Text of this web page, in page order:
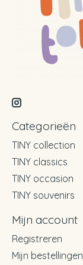
Categorieën
TINY collection
TINY classics
TINY occasion
TINY souvenirs
Mijn account
Registreren
Mijn bestellingen